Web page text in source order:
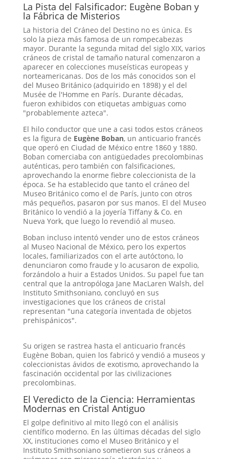
La Pista del Falsificador: Eugène Boban y
la Fábrica de Misterios
La historia del Cráneo del Destino no es única. Es
solo la pieza más famosa de un rompecabezas
mayor. Durante la segunda mitad del siglo XIX, varios
cráneos de cristal de tamaño natural comenzaron a
aparecer en colecciones museísticas europeas y
norteamericanas. Dos de los más conocidos son el
del Museo Británico (adquirido en 1898) y el del
Musée de l'Homme en París. Durante décadas,
fueron exhibidos con etiquetas ambiguas como
"probablemente azteca".
El hilo conductor que une a casi todos estos cráneos
es la figura de Eugène Boban, un anticuario francés
que operó en Ciudad de México entre 1860 y 1880.
Boban comerciaba con antigüedades precolombinas
auténticas, pero también con falsificaciones,
aprovechando la enorme fiebre coleccionista de la
época. Se ha establecido que tanto el cráneo del
Museo Británico como el de París, junto con otros
más pequeños, pasaron por sus manos. El del Museo
Británico lo vendió a la joyería Tiffany & Co. en
Nueva York, que luego lo revendió al museo.
Boban incluso intentó vender uno de estos cráneos
al Museo Nacional de México, pero los expertos
locales, familiarizados con el arte autóctono, lo
denunciaron como fraude y lo acusaron de expolio,
forzándolo a huir a Estados Unidos. Su papel fue tan
central que la antropóloga Jane MacLaren Walsh, del
Instituto Smithsoniano, concluyó en sus
investigaciones que los cráneos de cristal
representan "una categoría inventada de objetos
prehispánicos".
Su origen se rastrea hasta el anticuario francés
Eugène Boban, quien los fabricó y vendió a museos y
coleccionistas ávidos de exotismo, aprovechando la
fascinación occidental por las civilizaciones
precolombinas.
El Veredicto de la Ciencia: Herramientas
Modernas en Cristal Antiguo
El golpe definitivo al mito llegó con el análisis
científico moderno. En las últimas décadas del siglo
XX, instituciones como el Museo Británico y el
Instituto Smithsoniano sometieron sus cráneos a